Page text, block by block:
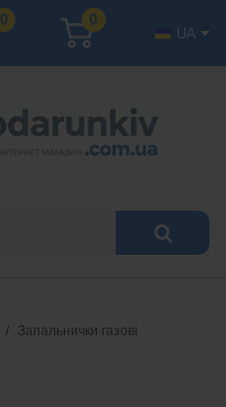
0
0
UA
Запальнички газові